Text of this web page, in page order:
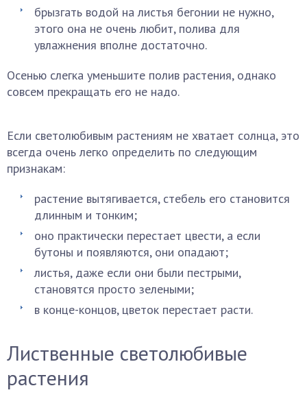
брызгать водой на листья бегонии не нужно,
этого она не очень любит, полива для
увлажнения вполне достаточно.
Осенью слегка уменьшите полив растения, однако
совсем прекращать его не надо.
Если светолюбивым растениям не хватает солнца, это
всегда очень легко определить по следующим
признакам:
растение вытягивается, стебель его становится
длинным и тонким;
оно практически перестает цвести, а если
бутоны и появляются, они опадают;
листья, даже если они были пестрыми,
становятся просто зелеными;
в конце-концов, цветок перестает расти.
Лиственные светолюбивые
растения